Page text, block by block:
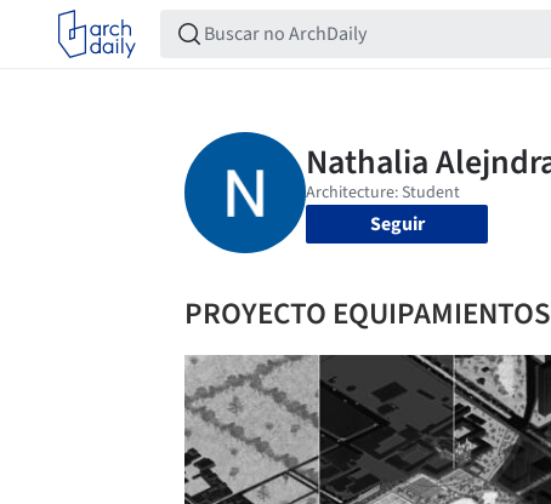
Seguir
PROYECTO EQUIPAMIENTOS